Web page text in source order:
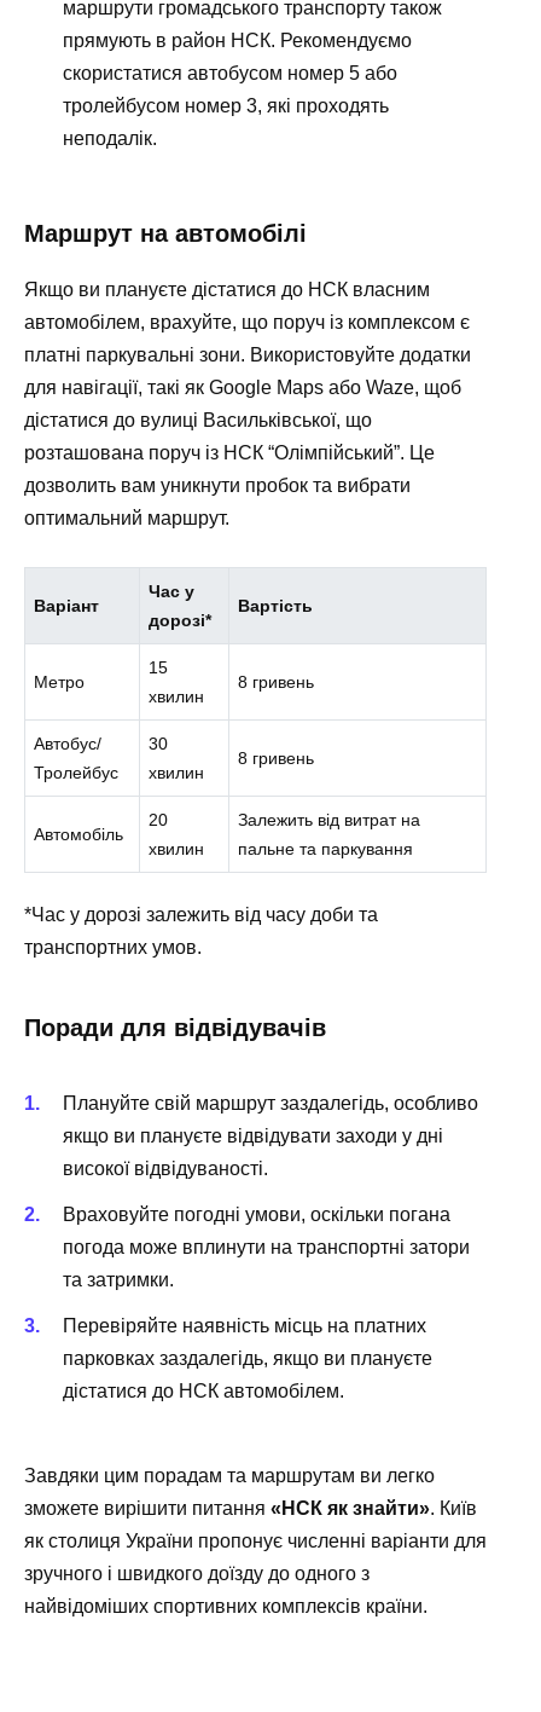
маршрути громадського транспорту також
прямують в район НСК. Рекомендуємо
скористатися автобусом номер 5 або
тролейбусом номер 3, які проходять
неподалік.
Маршрут на автомобілі
Якщо ви плануєте дістатися до НСК власним
автомобілем, врахуйте, що поруч із комплексом є
платні паркувальні зони. Використовуйте додатки
для навігації, такі як Google Maps або Waze, щоб
дістатися до вулиці Васильківської, що
розташована поруч із НСК “Олімпійський”. Це
дозволить вам уникнути пробок та вибрати
оптимальний маршрут.
Варіант
Час у
дорозі*
Вартість
Метро
15
хвилин
8 гривень
Автобус/
Тролейбус
30
хвилин
8 гривень
Автомобіль
20
хвилин
Залежить від витрат на
пальне та паркування
*Час у дорозі залежить від часу доби та
транспортних умов.
Поради для відвідувачів
Плануйте свій маршрут заздалегідь, особливо
якщо ви плануєте відвідувати заходи у дні
високої відвідуваності.
Враховуйте погодні умови, оскільки погана
погода може вплинути на транспортні затори
та затримки.
Перевіряйте наявність місць на платних
парковках заздалегідь, якщо ви плануєте
дістатися до НСК автомобілем.
Завдяки цим порадам та маршрутам ви легко
зможете вирішити питання «НСК як знайти». Київ
як столиця України пропонує численні варіанти для
зручного і швидкого доїзду до одного з
найвідоміших спортивних комплексів країни.